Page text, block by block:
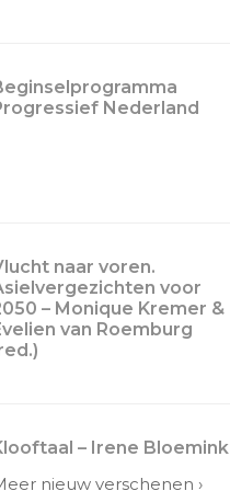
Nederland
naar voren.
voor
– Monique Kremer &
van Roemburg
– Irene Bloemink
nieuw verschenen ›